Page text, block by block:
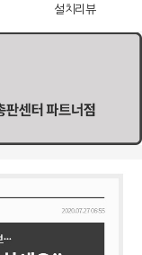
설치리뷰